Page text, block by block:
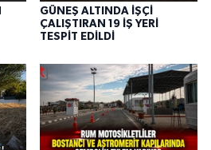
GÜNEŞ ALTINDA İŞÇİ
ÇALIŞTIRAN 19 İŞ YERİ
TESPİT EDİLDİ